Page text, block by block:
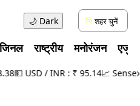
🌙 Dark शहर चुनें
राष्ट्रीय मनोरंजन
💵 USD / INR : ₹ 95.14📈 Sensex :